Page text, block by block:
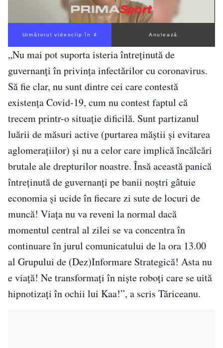
Următorul videoclip în 3 Anulează
„Nu mai pot suporta isteria întreținută de
guvernanți în privința infectărilor cu coronavirus.
Să fie clar, nu sunt dintre cei care contestă
existența Covid-19, cum nu contest faptul că
trecem printr-o situație dificilă. Sunt partizanul
luării de măsuri active (purtarea măștii și evitarea
aglomerațiilor) și nu a celor care implică încălcări
brutale ale drepturilor noastre. Însă această panică
întreținută de guvernanți pe banii noștri gâtuie
economia și ucide în fiecare zi sute de locuri de
muncă! Viața nu va reveni la normal dacă
momentul central al zilei se va concentra în
continuare în jurul comunicatului de la ora 13.00
al Grupului de (Dez)Informare Strategică! Asta nu
e viață! Ne transformați în niște roboți care se uită
hipnotizați în ochii lui Kaa!”, a scris Tăriceanu.